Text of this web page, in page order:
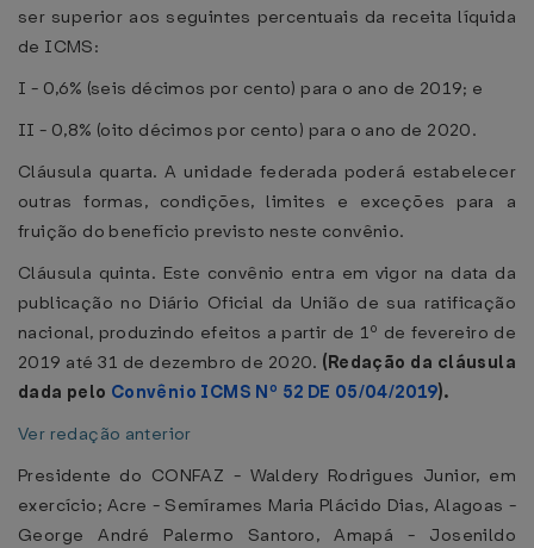
ser superior aos seguintes percentuais da receita líquida
de ICMS:
I - 0,6% (seis décimos por cento) para o ano de 2019; e
II - 0,8% (oito décimos por cento) para o ano de 2020.
Cláusula quarta. A unidade federada poderá estabelecer
outras formas, condições, limites e exceções para a
fruição do benefício previsto neste convênio.
Cláusula quinta. Este convênio entra em vigor na data da
publicação no Diário Oficial da União de sua ratificação
nacional, produzindo efeitos a partir de 1º de fevereiro de
2019 até 31 de dezembro de 2020. (Redação da cláusula
dada pelo Convênio ICMS Nº 52 DE 05/04/2019).
Ver redação anterior
Presidente do CONFAZ - Waldery Rodrigues Junior, em
exercício; Acre - Semírames Maria Plácido Dias, Alagoas -
George André Palermo Santoro, Amapá - Josenildo